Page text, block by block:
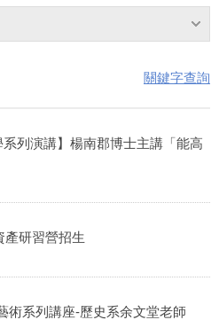
關鍵字查詢
列演講】楊南郡博士主講「能高
產研習營招生
術系列講座-歷史系余文堂老師